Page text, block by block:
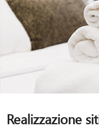
Realizzazione